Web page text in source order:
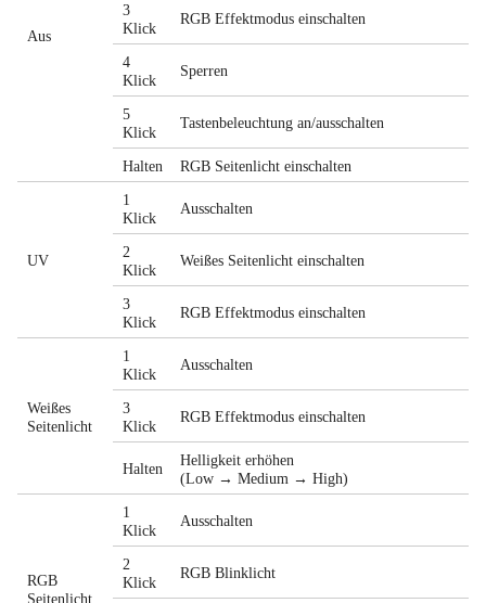
Aus
3
Klick
RGB Effektmodus einschalten
4
Klick
Sperren
5
Klick
Tastenbeleuchtung an/ausschalten
Halten RGB Seitenlicht einschalten
UV
1
Klick
Ausschalten
2
Klick
Weißes Seitenlicht einschalten
3
Klick
RGB Effektmodus einschalten
Weißes
Seitenlicht
1
Klick
Ausschalten
3
Klick
RGB Effektmodus einschalten
Halten
Helligkeit erhöhen
(Low → Medium → High)
RGB
Seitenlicht
1
Klick
Ausschalten
2
Klick
RGB Blinklicht